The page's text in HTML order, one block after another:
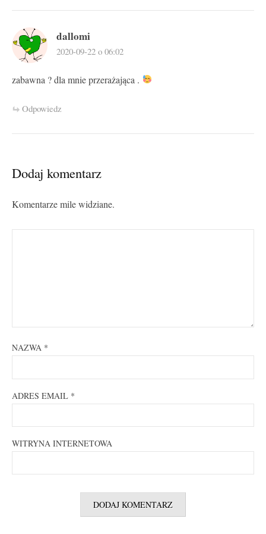
dallomi
2020-09-22 o 06:02
zabawna ? dla mnie przerażająca .
Odpowiedz
Dodaj komentarz
Komentarze mile widziane.
NAZWA *
ADRES EMAIL *
WITRYNA INTERNETOWA